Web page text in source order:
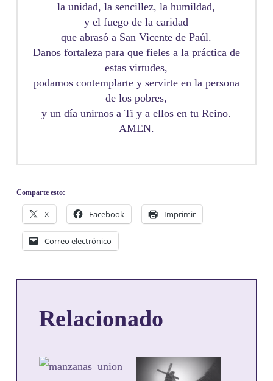
la unidad, la sencillez, la humildad,
y el fuego de la caridad
que abrasó a San Vicente de Paúl.
Danos fortaleza para que fieles a la práctica de
estas virtudes,
podamos contemplarte y servirte en la persona
de los pobres,
y un día unirnos a Ti y a ellos en tu Reino.
AMEN.
Comparte esto:
X Facebook Imprimir
Correo electrónico
Relacionado